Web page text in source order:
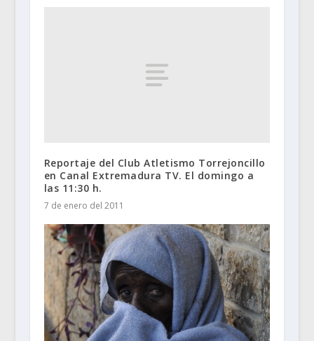
Reportaje del Club Atletismo Torrejoncillo
en Canal Extremadura TV. El domingo a
las 11:30 h.
7 de enero del 2011